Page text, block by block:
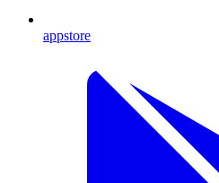
appstore